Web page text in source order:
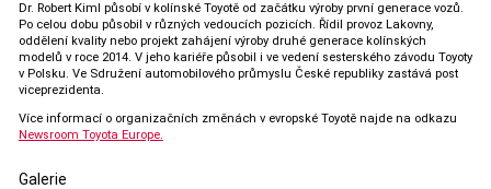
Dr. Robert Kiml působí v kolínské Toyotě od začátku výroby první generace vozů.
Po celou dobu působil v různých vedoucích pozicích. Řídil provoz Lakovny,
oddělení kvality nebo projekt zahájení výroby druhé generace kolínských
modelů v roce 2014. V jeho kariéře působil i ve vedení sesterského závodu Toyoty
v Polsku. Ve Sdružení automobilového průmyslu České republiky zastává post
viceprezidenta.
Více informací o organizačních změnách v evropské Toyotě najde na odkazu
Newsroom Toyota Europe.
Galerie